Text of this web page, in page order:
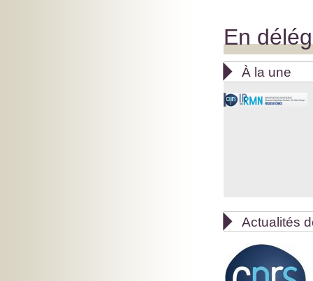
En
 À la une
 Actualités